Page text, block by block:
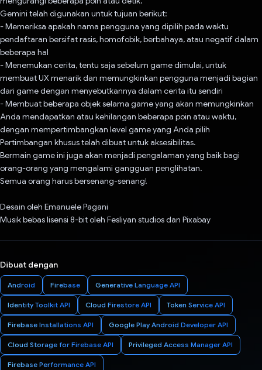
Gemini telah digunakan untuk tujuan berikut:
- Memeriksa apakah nama pengguna yang dipilih pada waktu
pendaftaran bersifat rasis, homofobik, berbahaya, atau negatif dalam
beberapa hal
- Menemukan cerita, tentu saja sebelum game dimulai, untuk
membuat UX menarik dan memungkinkan pengguna menjadi bagian
dari game dengan menyebutkannya dalam cerita itu sendiri
- Membuat beberapa objek selama game yang akan memungkinkan
Anda mendapatkan atau kehilangan beberapa poin atau waktu,
dengan mempertimbangkan level game yang Anda pilih
Pertimbangan khusus telah dibuat untuk aksesibilitas.
Bermain game ini juga akan menjadi pengalaman yang baik bagi
orang-orang yang mengalami gangguan penglihatan.
Semua orang harus bersenang-senang!
Desain oleh Emanuele Pagani
Musik bebas lisensi 8-bit oleh Fesliyan studios dan Pixabay
Dibuat dengan
Android Firebase Generative Language API
Identity Toolkit API Cloud Firestore API Token Service API
Firebase Installations API Google Play Android Developer API
Cloud Storage for Firebase API Privileged Access Manager API
Firebase Performance API